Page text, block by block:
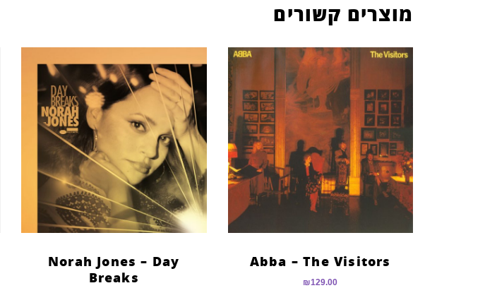
מוצרים קשורים
Abba – The Visitors
₪129.00
Norah Jones – Day
Breaks